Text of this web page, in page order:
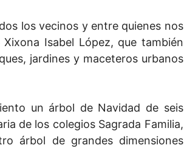
los vecinos y entre quienes nos
Isabel López, que también
jardines y maceteros urbanos
un árbol de Navidad de seis
de los colegios Sagrada Familia,
árbol de grandes dimensiones